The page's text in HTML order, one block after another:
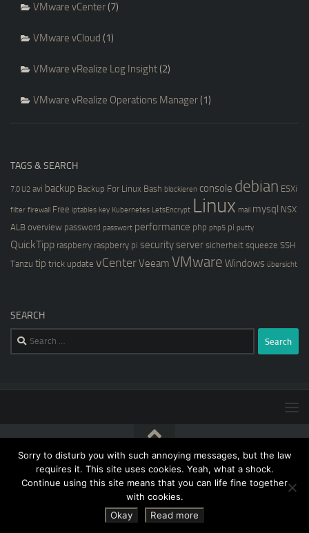
VMware vCenter(7)
VMware vCloud (1)
VMware vRealize Log Insight(2)
VMware vRealize Operations Manager(1)
TAGS & SEARCH
7.0 U2 avi backup Backup For Linux Bash blockieren console debian ESXi
filter firewall Free iptables key Kubernetes LetsEncrypt Linux mail mysql NSX
ALB overview password passwort performance php php5 pi putty
QuickTipp raspberry raspberry pi securityserver sicherheit squeeze SSH
Tanzu tip trick update vCenterVeeam VMware Windows übersicht
SEARCH
Search
for:
[blog@kernstock.net]$ © 2026. All Rights Reserved.
Sorry to disturb you with such annoying messages, but the law
requires it. This site uses cookies. Yeah, what a shock.
Continue using this site means that you can life fine together
with cookies.
Okay
Read more